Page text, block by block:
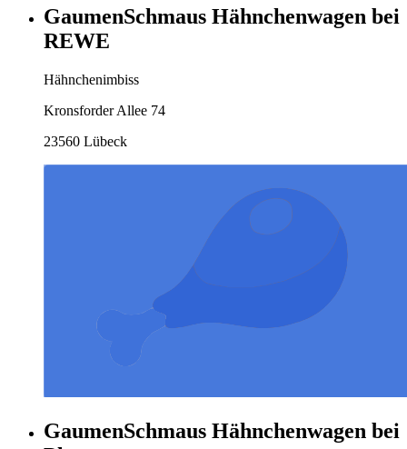
GaumenSchmaus Hähnchenwagen bei
REWE
Hähnchenimbiss
Kronsforder Allee 74
23560 Lübeck
GaumenSchmaus Hähnchenwagen bei